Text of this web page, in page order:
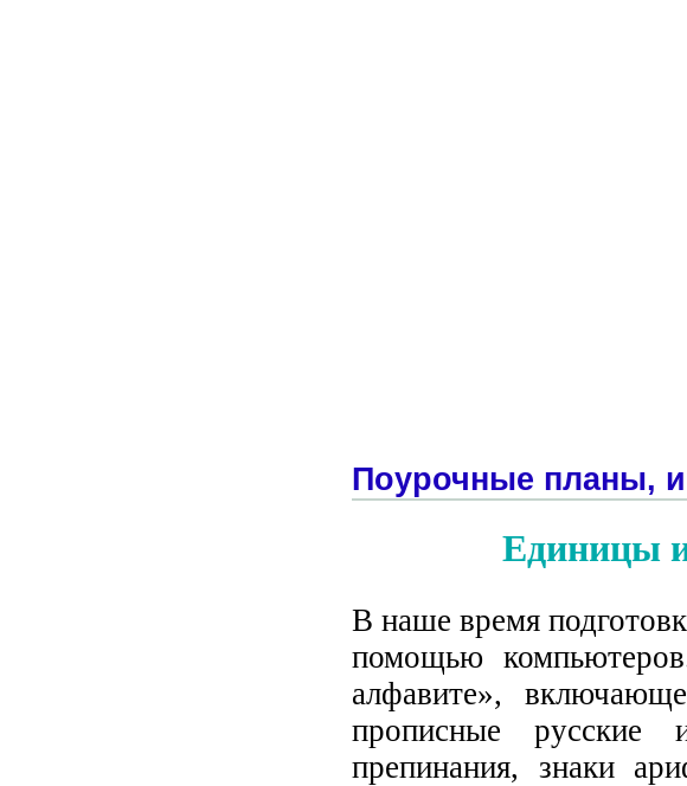
Поурочные планы,
Единицы
В наше время
помощью
алфавите»,
прописные
препинания, знаки